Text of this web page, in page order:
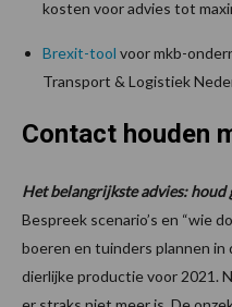
kosten voor advies tot
Brexit-tool voor mkb-
Transport & Logistiek
Contact houden
Het belangrijkste advies:
Bespreek scenario’s en “wie
boeren en tuinders plannen
dierlijke productie voor 2021.